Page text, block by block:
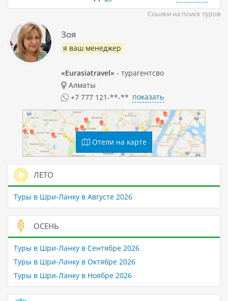
Ссылки на поиск туров
Зоя
я ваш менеджер
«Eurasiatravel» - турагентсво
Алматы
+7 777 121-**-** показать
Отели на карте
ЛЕТО
Туры в Шри-Ланку в Августе 2026
ОСЕНЬ
Туры в Шри-Ланку в Сентябре 2026
Туры в Шри-Ланку в Октябре 2026
Туры в Шри-Ланку в Ноябре 2026